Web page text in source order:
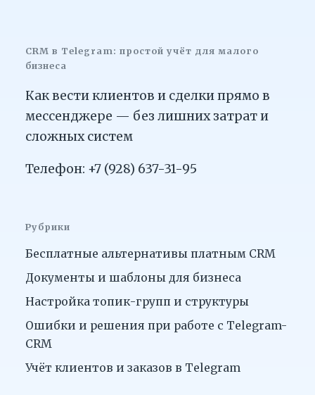
CRM в Telegram: простой учёт для малого
бизнеса
Как вести клиентов и сделки прямо в
мессенджере — без лишних затрат и
сложных систем
Телефон: +7 (928) 637-31-95
Рубрики
Бесплатные альтернативы платным CRM
Документы и шаблоны для бизнеса
Настройка топик-групп и структуры
Ошибки и решения при работе с Telegram-
CRM
Учёт клиентов и заказов в Telegram